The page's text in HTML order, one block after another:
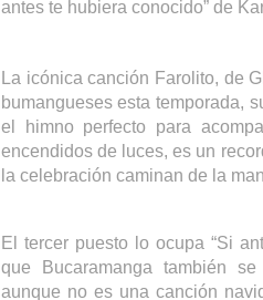
antes te hubiera conocido” de
La icónica canción Farolito, de
bumangueses esta temporada,
el himno perfecto para
encendidos de luces, es un
la celebración caminan de la
El tercer puesto lo ocupa “Si
que Bucaramanga también
aunque no es una canción